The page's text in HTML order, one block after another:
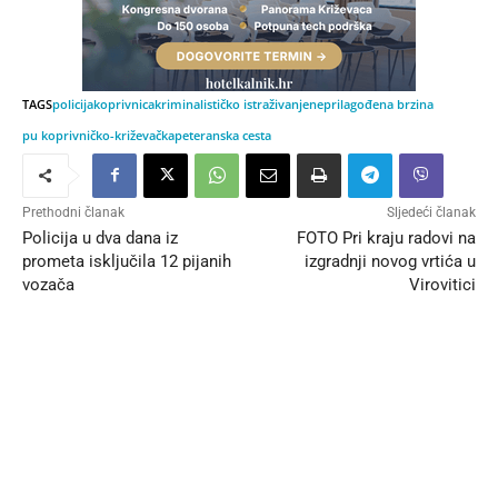
TAGSpolicijakoprivnicakriminalističko istraživanjeneprilagođena brzina
pu koprivničko-križevačkapeteranska cesta
Prethodni članak
Policija u dva dana iz
prometa isključila 12 pijanih
vozača
Sljedeći članak
FOTO Pri kraju radovi na
izgradnji novog vrtića u
Virovitici